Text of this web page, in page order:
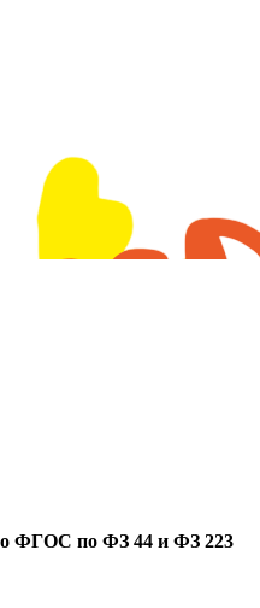
ФГОC по ФЗ 44 и ФЗ 223